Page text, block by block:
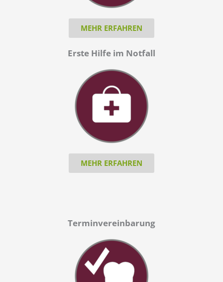
MEHR ERFAHREN
Erste Hilfe im Notfall
MEHR ERFAHREN
Terminvereinbarung